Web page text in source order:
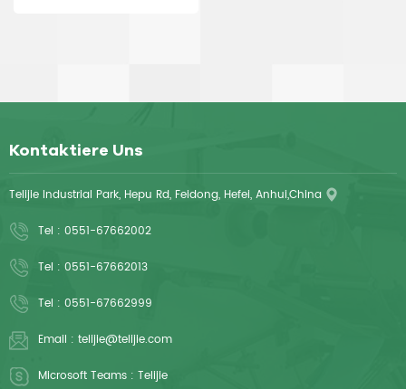
Kontaktiere Uns
Telijie Industrial Park, Hepu Rd, Feidong, Hefei, Anhui,China
Tel : 0551-67662002
Tel : 0551-67662013
Tel : 0551-67662999
Email : telijie@telijie.com
Microsoft Teams : Telijie